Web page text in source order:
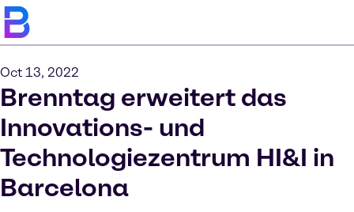
Oct 13, 2022
Brenntag erweitert das
Innovations- und
Technologiezentrum HI&I in
Barcelona